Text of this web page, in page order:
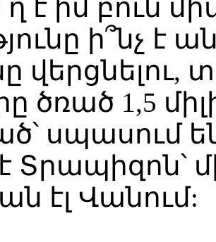
է իմ բուն
ի՞նչ է
վերցնելու,
ծռած 1,5
սպասում
Տրապիզոն՝
էլ Վանում: